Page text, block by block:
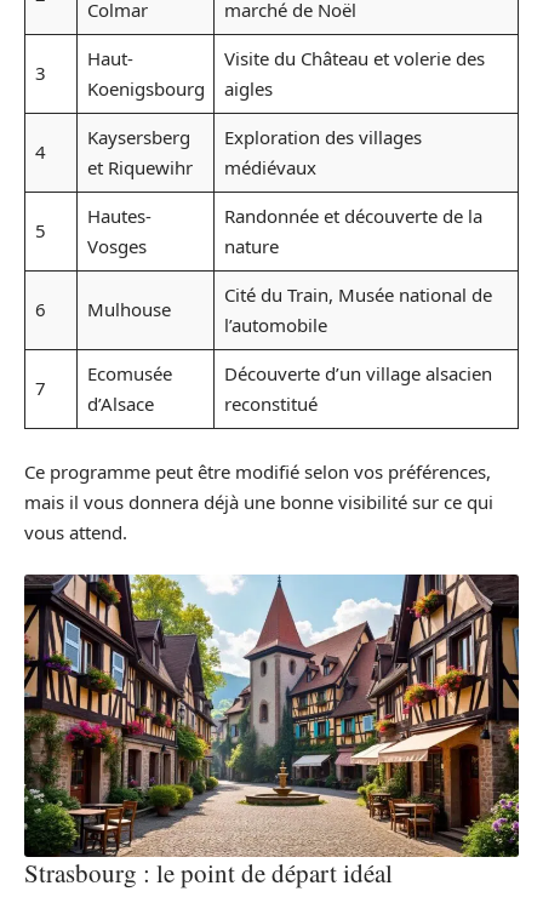
Colmar marché de Noël
3
Haut-
Koenigsbourg
Visite du Château et volerie des
aigles
4
Kaysersberg
et Riquewihr
Exploration des villages
médiévaux
5
Hautes-
Vosges
Randonnée et découverte de la
nature
6 Mulhouse
Cité du Train, Musée national de
l’automobile
7
Ecomusée
d’Alsace
Découverte d’un village alsacien
reconstitué
Ce programme peut être modifié selon vos préférences,
mais il vous donnera déjà une bonne visibilité sur ce qui
vous attend.
Strasbourg : le point de départ idéal